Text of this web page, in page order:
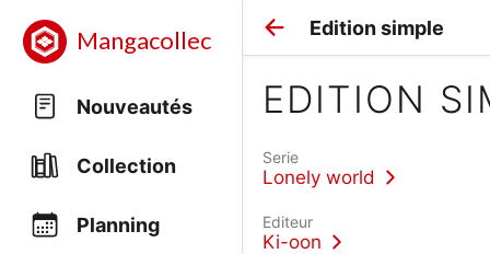
Mangacollec
Nouveautés
Collection
Planning
Edition simple
EDITION
Serie
Lonely world
Editeur
Ki-oon